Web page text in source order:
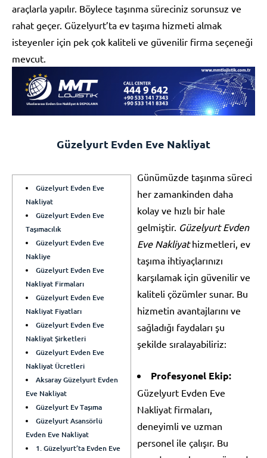
araçlarla yapılır. Böylece taşınma süreciniz sorunsuz ve
rahat geçer. Güzelyurt’ta ev taşıma hizmeti almak
isteyenler için pek çok kaliteli ve güvenilir firma seçeneği
mevcut.
Güzelyurt Evden Eve Nakliyat
Güzelyurt Evden Eve
Nakliyat
Güzelyurt Evden Eve
Taşımacılık
Güzelyurt Evden Eve
Nakliye
Güzelyurt Evden Eve
Nakliyat Firmaları
Güzelyurt Evden Eve
Nakliyat Fiyatları
Güzelyurt Evden Eve
Nakliyat Şirketleri
Güzelyurt Evden Eve
Nakliyat Ücretleri
Aksaray Güzelyurt Evden
Eve Nakliyat
Güzelyurt Ev Taşıma
Güzelyurt Asansörlü
Evden Eve Nakliyat
1. Güzelyurt’ta Evden Eve
Günümüzde taşınma süreci
her zamankinden daha
kolay ve hızlı bir hale
gelmiştir. Güzelyurt Evden
Eve Nakliyathizmetleri, ev
taşıma ihtiyaçlarınızı
karşılamak için güvenilir ve
kaliteli çözümler sunar. Bu
hizmetin avantajlarını ve
sağladığı faydaları şu
şekilde sıralayabiliriz:
Profesyonel Ekip:
Güzelyurt Evden Eve
Nakliyat firmaları,
deneyimli ve uzman
personel ile çalışır. Bu